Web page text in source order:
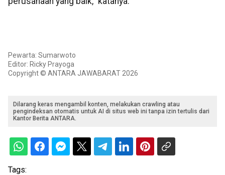
Pewarta: Sumarwoto
Editor: Ricky Prayoga
Copyright © ANTARA JAWABARAT 2026
Dilarang keras mengambil konten, melakukan crawling atau
pengindeksan otomatis untuk AI di situs web ini tanpa izin tertulis dari
Kantor Berita ANTARA.
Tags: